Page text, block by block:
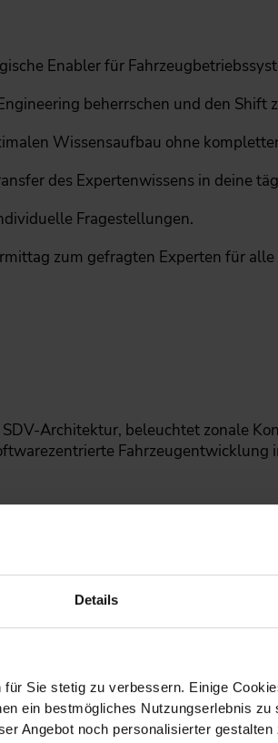
Details
Sie stetig zu verbessern. Einige
ein bestmögliches Nutzungserlebnis zu
Angebot noch personalisierter
Enabler für
beherrschen und den Shift
Wissensaufbau ohne
des Expertenwissens in deine
Fragestellungen.
zum gefragten Experten für
Architektur, beleuchtet zonale
Fahrzeugentwicklung
und die zentrale Rolle des